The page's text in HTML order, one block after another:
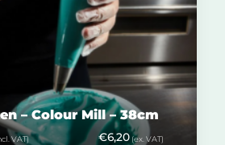
– Colour Mill – 38cm
VAT) €6,20 (ex. VAT)